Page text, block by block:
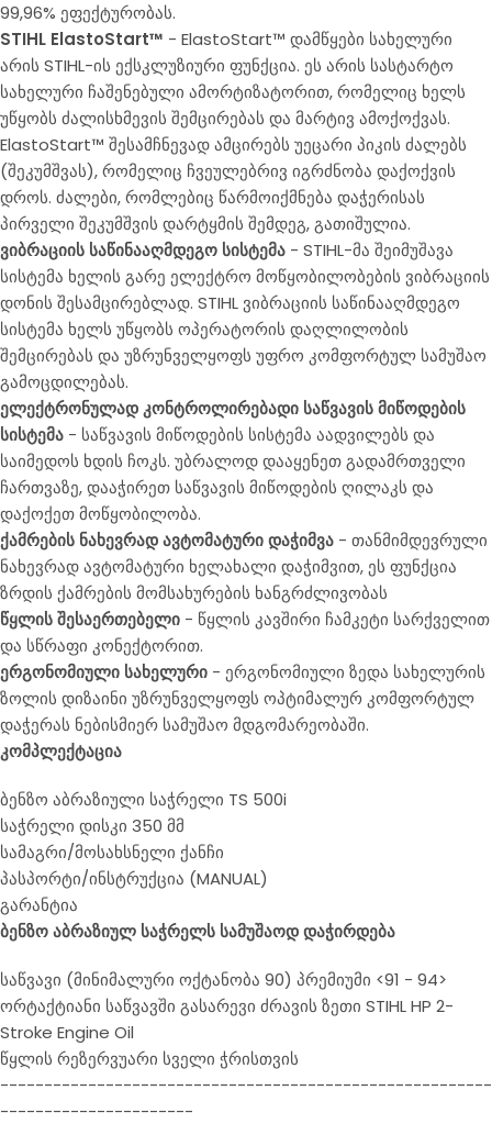
99,96% ეფექტურობას.
STIHL ElastoStart™ - ElastoStart™ დამწყები სახელური
არის STIHL-ის ექსკლუზიური ფუნქცია. ეს არის სასტარტო
სახელური ჩაშენებული ამორტიზატორით, რომელიც ხელს
უწყობს ძალისხმევის შემცირებას და მარტივ ამოქოქვას.
ElastoStart™ შესამჩნევად ამცირებს უეცარი პიკის ძალებს
(შეკუმშვას), რომელიც ჩვეულებრივ იგრძნობა დაქოქვის
დროს. ძალები, რომლებიც წარმოიქმნება დაჭერისას
პირველი შეკუმშვის დარტყმის შემდეგ, გათიშულია.
ვიბრაციის საწინააღმდეგო სისტემა - STIHL-მა შეიმუშავა
სისტემა ხელის გარე ელექტრო მოწყობილობების ვიბრაციის
დონის შესამცირებლად. STIHL ვიბრაციის საწინააღმდეგო
სისტემა ხელს უწყობს ოპერატორის დაღლილობის
შემცირებას და უზრუნველყოფს უფრო კომფორტულ სამუშაო
გამოცდილებას.
ელექტრონულად კონტროლირებადი საწვავის მიწოდების
სისტემა - საწვავის მიწოდების სისტემა აადვილებს და
საიმედოს ხდის ჩოკს. უბრალოდ დააყენეთ გადამრთველი
ჩართვაზე, დააჭირეთ საწვავის მიწოდების ღილაკს და
დაქოქეთ მოწყობილობა.
ქამრების ნახევრად ავტომატური დაჭიმვა - თანმიმდევრული
ნახევრად ავტომატური ხელახალი დაჭიმვით, ეს ფუნქცია
ზრდის ქამრების მომსახურების ხანგრძლივობას
წყლის შესაერთებელი - წყლის კავშირი ჩამკეტი სარქველით
და სწრაფი კონექტორით.
ერგონომიული სახელური - ერგონომიული ზედა სახელურის
ზოლის დიზაინი უზრუნველყოფს ოპტიმალურ კომფორტულ
დაჭერას ნებისმიერ სამუშაო მდგომარეობაში.
კომპლექტაცია
ბენზო აბრაზიული საჭრელი TS 500i
საჭრელი დისკი 350 მმ
სამაგრი/მოსახსნელი ქანჩი
პასპორტი/ინსტრუქცია (MANUAL)
გარანტია
ბენზო აბრაზიულ საჭრელს სამუშაოდ დაჭირდება
საწვავი (მინიმალური ოქტანობა 90) პრემიუმი <91 - 94>
ორტაქტიანი საწვავში გასარევი ძრავის ზეთი STIHL HP 2-
Stroke Engine Oil
წყლის რეზერვუარი სველი ჭრისთვის
--------------------------------------------------------
----------------------